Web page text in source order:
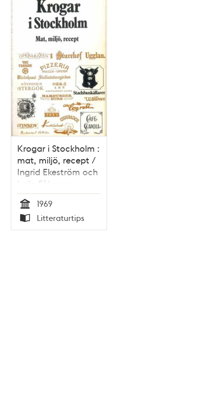
Krogar i Stockholm :
mat, miljö, recept /
Ingrid Ekeström och
Leila Fåhræus
Tid
1969
Typ
Litteraturtips